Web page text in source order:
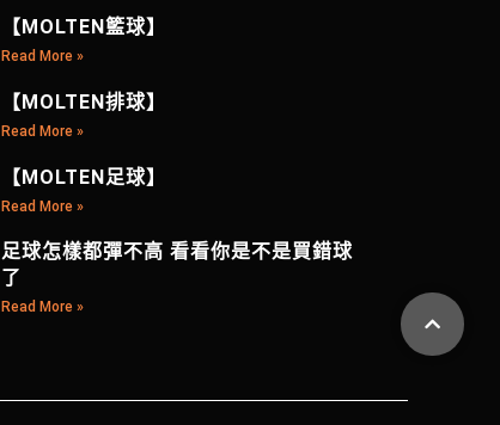
【MOLTEN籃球】
Read More »
【MOLTEN排球】
Read More »
【MOLTEN足球】
Read More »
足球怎樣都彈不高 看看你是不是買錯球
了
Read More »